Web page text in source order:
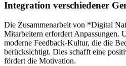
Integration verschiedener
Die Zusammenarbeit von *Digital
Mitarbeitern erfordert Anpassungen.
moderne Feedback-Kultur, die die
berücksichtigt. Dies schafft eine
fördert die Motivation.